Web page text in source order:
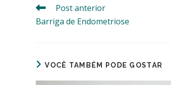
Leia
mais
artigos
Post anterior
Barriga de Endometriose
VOCÊ TAMBÉM PODE GOSTAR